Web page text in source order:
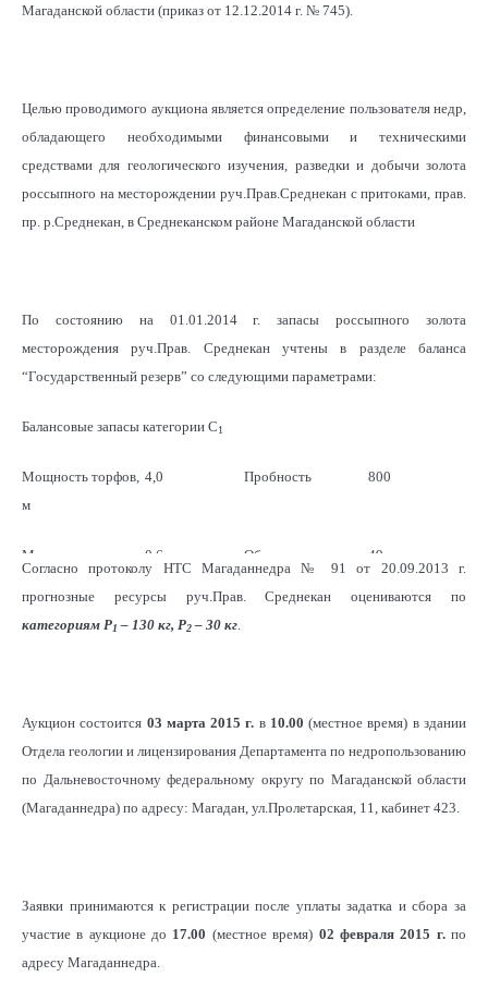
Магаданской области (приказ от 12.12.2014 г. № 745).
Целью проводимого аукциона является определение пользователя недр,
обладающего необходимыми финансовыми и техническими
средствами для геологического изучения, разведки и добычи золота
россыпного на месторождении руч.Прав.Среднекан с притоками, прав.
пр. р.Среднекан, в Среднеканском районе Магаданской области
По состоянию на 01.01.2014 г. запасы россыпного золота
месторождения руч.Прав. Среднекан учтены в разделе баланса
“Государственный резерв” со следующими параметрами:
Балансовые запасы категории С1
Мощность торфов,
м
4,0 Пробность 800
Мощность песков,
0,6
Объем песков, тыс.
49
Среднее
2,22
Согласно протоколу НТС Магаданнедра № 91 от 20.09.2013 г.
прогнозные ресурсы руч.Прав. Среднекан оцениваются по
категориям Р1 – 130 кг, Р2– 30 кг
Аукцион состоится 03 марта 2015 г. в 10.00(местное время) в здании
Отдела геологии и лицензирования Департамента по недропользованию
по Дальневосточному федеральному округу по Магаданской области
(Магаданнедра) по адресу: Магадан, ул.Пролетарская, 11, кабинет 423.
Заявки принимаются к регистрации после уплаты задатка и сбора за
участие в аукционе до 17.00 (местное время) 02 февраля 2015 г.по
адресу Магаданнедра.